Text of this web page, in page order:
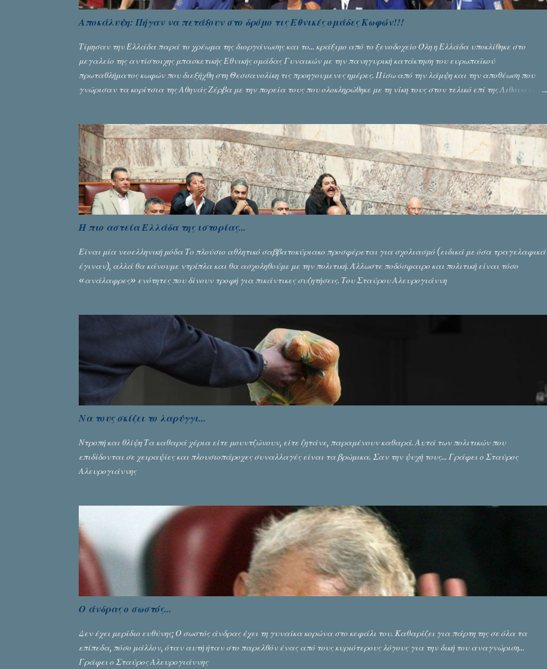
Αποκάλυψη: Πήγαν να πετάξουν στο δρόμο τις Εθνικές ομάδες Κωφών!!!
Τίμησαν την Ελλάδα παρά το χρέωμα της διοργάνωσης και το... κράξιμο από το ξενοδοχείο Όλη η Ελλάδα υποκλίθηκε στο
μεγαλείο της αντίστοιχης μπασκετικής Εθνικής ομάδας Γυναικών με την πανηγυρική κατάκτηση του ευρωπαϊκού
πρωταθλήματος κωφών που διεξήχθη στη Θεσσανολίκη τις προηγουμενες ημέρες. Πίσω από την λάμψη και την αποθέωση που
γνώρισαν τα κορίτσια της Αθηνάς Ζέρβα με την πορεία τους που ολοκληρώθηκε με τη νίκη τους στον τελικό επί της Λιθουανίας,
Η πιο αστεία Ελλάδα της ιστορίας...
Είναι μία νεοελληνική μόδα Το πλούσιο αθλητικό σαββατοκύριακο προσφέρεται για σχολιασμό (ειδικά με όσα τραγελαφικά
έγιναν), αλλά θα κάνουμε ντρίπλα και θα ασχοληθούμε με την πολιτική. Άλλωστε ποδόσφαιρο και πολιτική είναι τόσο
«ανάλαφρες» ενότητες που δίνουν τροφή για πικάντικες συζητήσεις. Του Σταύρου Αλευρογιάννη
Να τους σκίζει το λαρύγγι...
Ντροπή και θλίψη Τα καθαρά χέρια είτε μουντζώνουν, είτε ζητάνε, παραμένουν καθαρά. Αυτά των πολιτικών που
επιδίδονται σε χειραψίες και πλουσιοπάροχες συναλλαγές είναι τα βρώμικα. Σαν την ψυχή τους... Γράφει ο Σταύρος
Αλευρογιάννης
Ο άνδρας ο σωστός...
Δεν έχει μερίδιο ευθύνης; Ο σωστός άνδρας έχει τη γυναίκα κορώνα στο κεφάλι του. Καθαρίζει για πάρτη της σε όλα τα
επίπεδα, πόσο μάλλον, όταν αυτή ήταν στο παρελθόν ένας από τους κυριότερους λόγους για την δική του αναγνώριση...
Γράφει ο Σταύρος Αλευρογιάννης